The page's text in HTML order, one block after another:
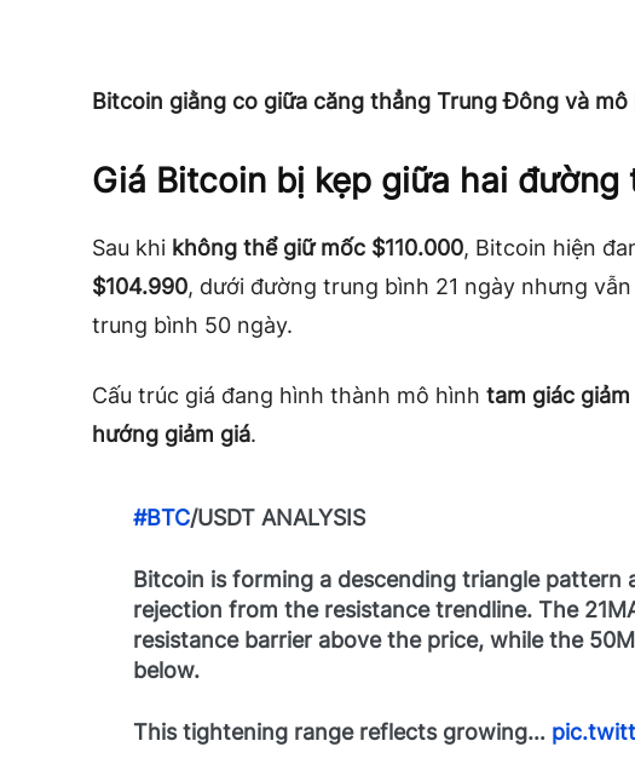
Bitcoin giằng co giữa căng thẳng Trung Đông và
Giá Bitcoin bị kẹp giữa hai đường
Sau khi không thể giữ mốc $110.000, Bitcoin hiện
$104.990, dưới đường trung bình 21 ngày nhưng
trung bình 50 ngày.
Cấu trúc giá đang hình thành mô hình tam giác
hướng giảm giá.
#BTC/USDT ANALYSIS
Bitcoin is forming a descending triangle pattern
rejection from the resistance trendline. The
resistance barrier above the price, while the
below.
This tightening range reflects growing…